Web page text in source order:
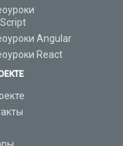
Angular
React